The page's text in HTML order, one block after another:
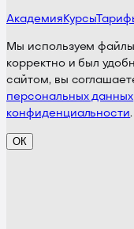
Академия Курсы
Мы используем
корректно и был
сайтом, вы
персональных данных
конфиденциальности.
ОК